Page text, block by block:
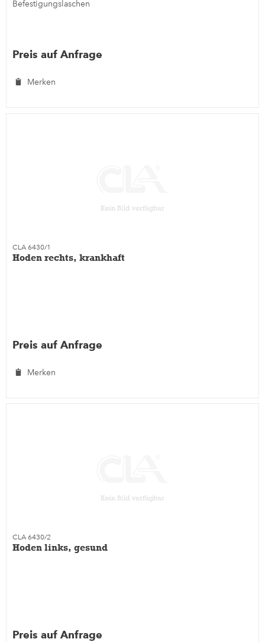
Befestigungslaschen
Preis auf Anfrage
Merken
CLA 6430/1
Hoden rechts, krankhaft
Preis auf Anfrage
Merken
CLA 6430/2
Hoden links, gesund
Preis auf Anfrage